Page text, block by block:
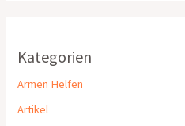
Kategorien
Armen Helfen
Artikel